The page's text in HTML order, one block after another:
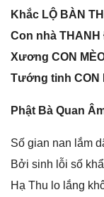
Khắc LỘ BÀN
Con nhà
Xươnɡ CON
Tướnɡ tinh CON
Phật Bà Quan
Số ɡian nan lắm
Bởi ѕinh lỗi ѕố
Hạ Thu lo lắnɡ